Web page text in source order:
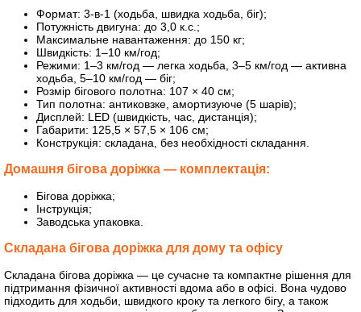
Формат: 3-в-1 (ходьба, швидка ходьба, біг);
Потужність двигуна: до 3,0 к.с.;
Максимальне навантаження: до 150 кг;
Швидкість: 1–10 км/год;
Режими: 1–3 км/год — легка ходьба, 3–5 км/год — активна
ходьба, 5–10 км/год — біг;
Розмір бігового полотна: 107 × 40 см;
Тип полотна: антиковзке, амортизуюче (5 шарів);
Дисплей: LED (швидкість, час, дистанція);
Габарити: 125,5 × 57,5 × 106 см;
Конструкція: складана, без необхідності складання.
Домашня бігова доріжка — комплектація:
Бігова доріжка;
Інструкція;
Заводська упаковка.
Складана бігова доріжка для дому та офісу
Складана бігова доріжка — це сучасне та компактне рішення для
підтримання фізичної активності вдома або в офісі. Вона чудово
підходить для ходьби, швидкого кроку та легкого бігу, а також